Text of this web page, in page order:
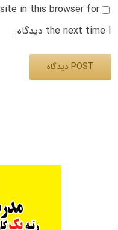
in this browser for
the next time I دیدگاه.